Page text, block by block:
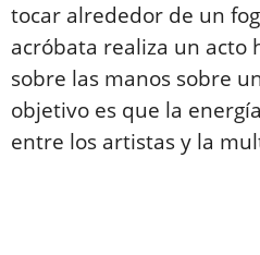
tocar alrededor de un
acróbata realiza un
sobre las manos sobre
objetivo es que la
entre los artistas y la